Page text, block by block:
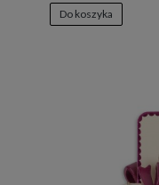
Do koszyka